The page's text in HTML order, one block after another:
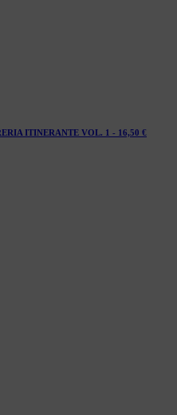
ITINERANTE VOL. 1 - 16,50 €